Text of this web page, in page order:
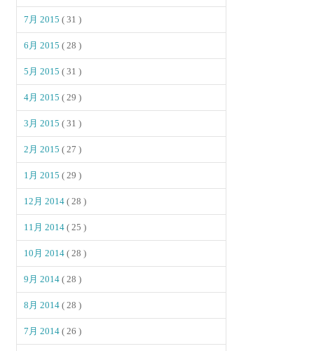
7月 2015( 31 )
6月 2015( 28 )
5月 2015( 31 )
4月 2015( 29 )
3月 2015( 31 )
2月 2015( 27 )
1月 2015( 29 )
12月 2014( 28 )
11月 2014( 25 )
10月 2014( 28 )
9月 2014( 28 )
8月 2014( 28 )
7月 2014( 26 )